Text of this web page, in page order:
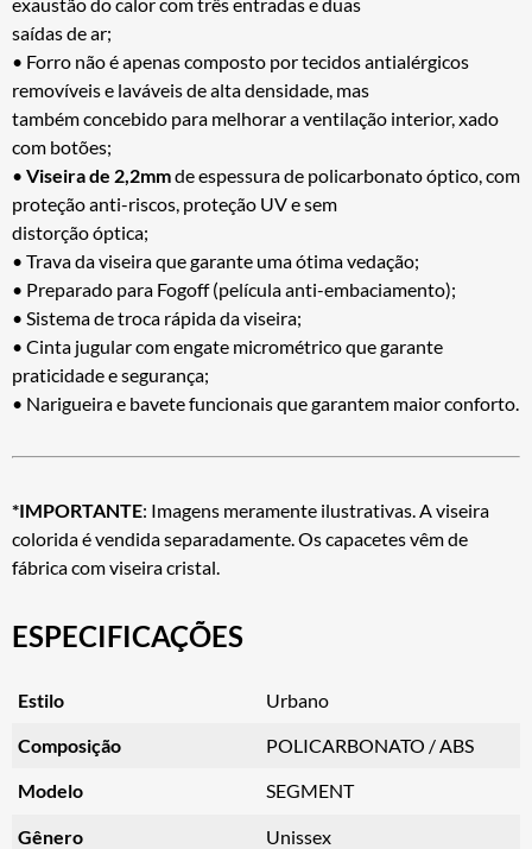
exaustão do calor com três entradas e duas
saídas de ar;
• Forro não é apenas composto por tecidos antialérgicos
removíveis e laváveis de alta densidade, mas
também concebido para melhorar a ventilação interior, xado
com botões;
• Viseira de 2,2mmde espessura de policarbonato óptico, com
proteção anti-riscos, proteção UV e sem
distorção óptica;
• Trava da viseira que garante uma ótima vedação;
• Preparado para Fogoff (película anti-embaciamento);
• Sistema de troca rápida da viseira;
• Cinta jugular com engate micrométrico que garante
praticidade e segurança;
• Narigueira e bavete funcionais que garantem maior conforto.
*IMPORTANTE: Imagens meramente ilustrativas. A viseira
colorida é vendida separadamente. Os capacetes vêm de
fábrica com viseira cristal.
ESPECIFICAÇÕES
Estilo Urbano
Composição POLICARBONATO / ABS
Modelo SEGMENT
Gênero Unissex